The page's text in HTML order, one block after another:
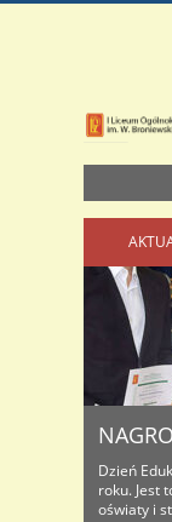
Dzień
roku. Jest
oświaty i